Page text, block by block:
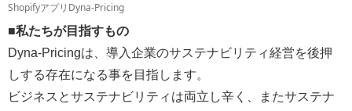
ShopifyアプリDyna-Pricing
■私たちが目指すもの
Dyna-Pricingは、導入企業のサステナビリティ経営を後押
しする存在になる事を目指します。
ビジネスとサステナビリティは両立し辛く、またサステナ